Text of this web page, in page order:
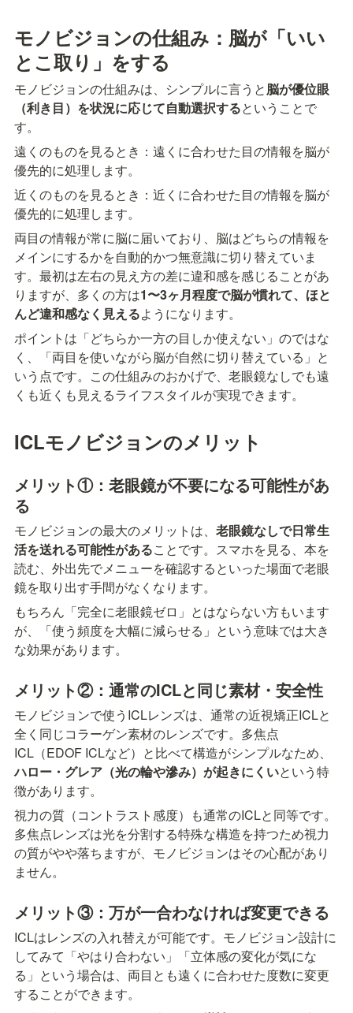
モノビジョンの仕組み：脳が「いい
とこ取り」をする
モノビジョンの仕組みは、シンプルに言うと脳が優位眼
（利き目）を状況に応じて自動選択するということで
す。
遠くのものを見るとき：遠くに合わせた目の情報を脳が
優先的に処理します。
近くのものを見るとき：近くに合わせた目の情報を脳が
優先的に処理します。
両目の情報が常に脳に届いており、脳はどちらの情報を
メインにするかを自動的かつ無意識に切り替えていま
す。最初は左右の見え方の差に違和感を感じることがあ
りますが、多くの方は1〜3ヶ月程度で脳が慣れて、ほと
んど違和感なく見えるようになります。
ポイントは「どちらか一方の目しか使えない」のではな
く、「両目を使いながら脳が自然に切り替えている」と
いう点です。この仕組みのおかげで、老眼鏡なしでも遠
くも近くも見えるライフスタイルが実現できます。
ICLモノビジョンのメリット
メリット①：老眼鏡が不要になる可能性があ
る
モノビジョンの最大のメリットは、 老眼鏡なしで日常生
活を送れる可能性があることです。スマホを見る、本を
読む、外出先でメニューを確認するといった場面で老眼
鏡を取り出す手間がなくなります。
もちろん「完全に老眼鏡ゼロ」とはならない方もいます
が、「使う頻度を大幅に減らせる」という意味では大き
な効果があります。
メリット②：通常のICLと同じ素材・安全性
モノビジョンで使うICLレンズは、通常の近視矯正ICLと
全く同じコラーゲン素材のレンズです。多焦点
ICL（EDOF ICLなど）と比べて構造がシンプルなため、
ハロー・グレア（光の輪や滲み）が起きにくいという特
徴があります。
視力の質（コントラスト感度）も通常のICLと同等です。
多焦点レンズは光を分割する特殊な構造を持つため視力
の質がやや落ちますが、モノビジョンはその心配があり
ません。
メリット③：万が一合わなければ変更できる
ICLはレンズの入れ替えが可能です。モノビジョン設計に
してみて「やはり合わない」「立体感の変化が気にな
る」という場合は、両目とも遠くに合わせた度数に変更
することができます。